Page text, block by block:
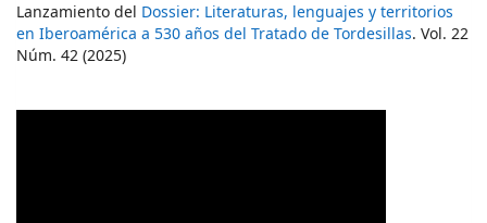
Lanzamiento del Dossier: Literaturas, lenguajes y territorios
en Iberoamérica a 530 años del Tratado de Tordesillas. Vol. 22
Núm. 42 (2025)